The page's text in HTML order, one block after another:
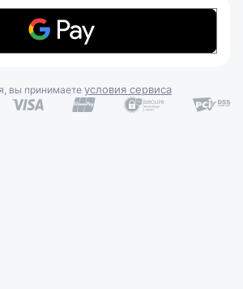
вы принимаете условия сервиса